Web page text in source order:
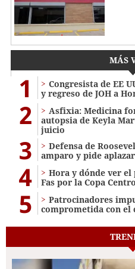
MÁS
1
Congresista de EE
y regreso de JOH a
2
Asfixia: Medicina
autopsia de Keyla
juicio
3
Defensa de
amparo y pide
4
Hora y dónde ver el
Fas por la Copa
5
Patrocinadores
comprometida con el